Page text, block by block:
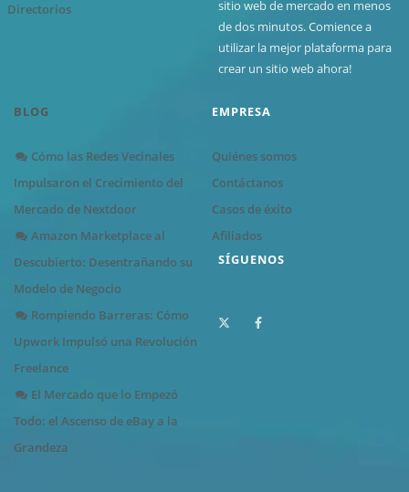
Directorios
sitio web de mercado en menos
de dos minutos. Comience a
utilizar la mejor plataforma para
crear un sitio web ahora!
BLOG
Cómo las Redes Vecinales
Impulsaron el Crecimiento del
Mercado de Nextdoor
Amazon Marketplace al
Descubierto: Desentrañando su
Modelo de Negocio
Rompiendo Barreras: Cómo
Upwork Impulsó una Revolución
Freelance
El Mercado que lo Empezó
Todo: el Ascenso de eBay a la
Grandeza
EMPRESA
Quiénes somos
Contáctanos
Casos de éxito
Afiliados
SÍGUENOS